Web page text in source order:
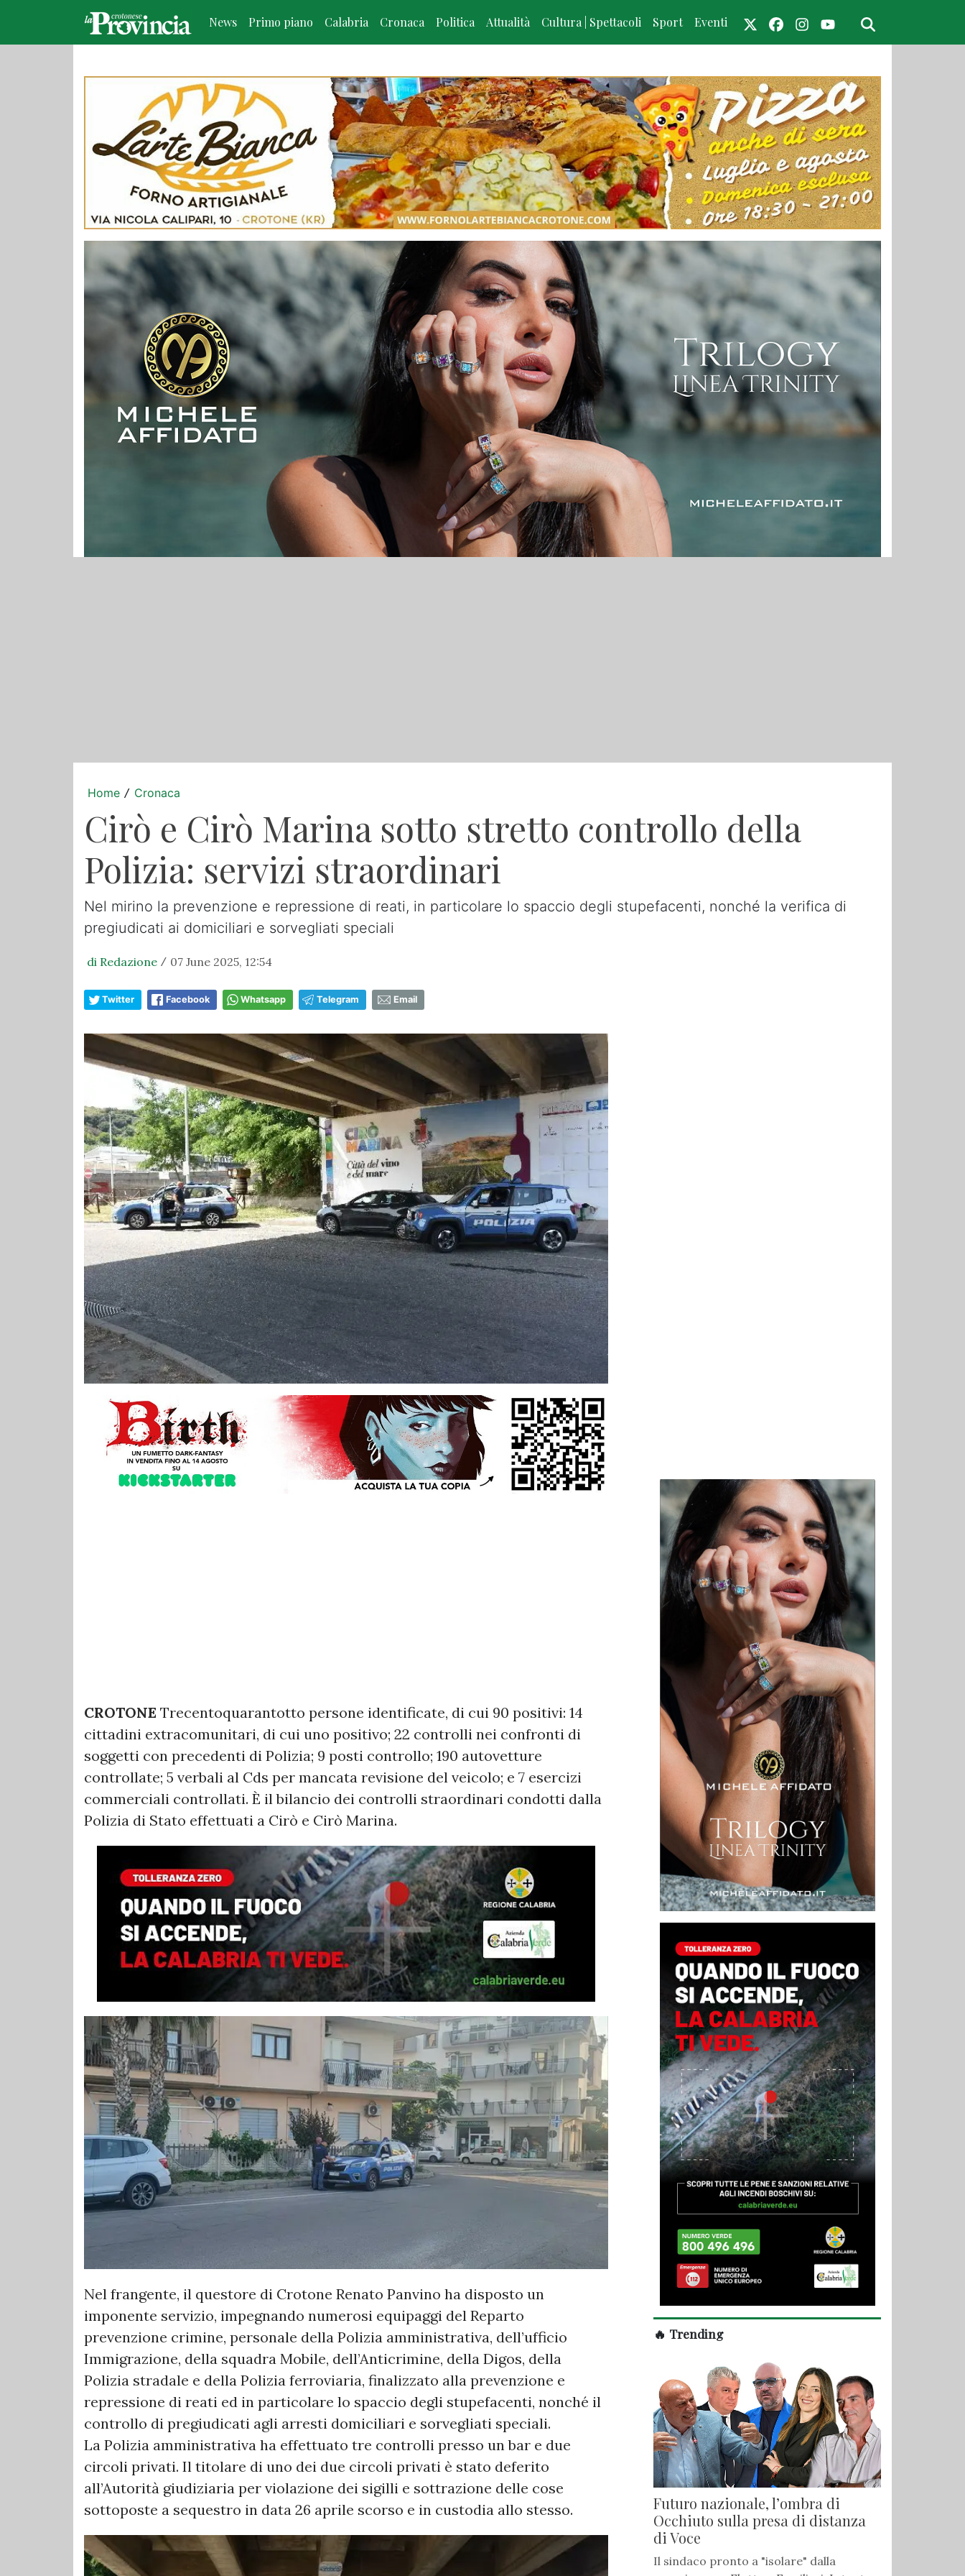
News Primo piano Calabria Cronaca Politica Attualità Cultura | Spettacoli Sport Eventi
Home / Cronaca
Cirò e Cirò Marina sotto stretto controllo della
Polizia: servizi straordinari
Nel mirino la prevenzione e repressione di reati, in particolare lo spaccio degli stupefacenti, nonché la verifica di
pregiudicati ai domiciliari e sorvegliati speciali
di Redazione / 07 June 2025, 12:54
Twitter Facebook Whatsapp Telegram Email
CROTONE Trecentoquarantotto persone identificate, di cui 90 positivi: 14
cittadini extracomunitari, di cui uno positivo; 22 controlli nei confronti di
soggetti con precedenti di Polizia; 9 posti controllo; 190 autovetture
controllate; 5 verbali al Cds per mancata revisione del veicolo; e 7 esercizi
commerciali controllati. È il bilancio dei controlli straordinari condotti dalla
Polizia di Stato effettuati a Cirò e Cirò Marina.
Nel frangente, il questore di Crotone Renato Panvino ha disposto un
imponente servizio, impegnando numerosi equipaggi del Reparto
prevenzione crimine, personale della Polizia amministrativa, dell’ufficio
Immigrazione, della squadra Mobile, dell’Anticrimine, della Digos, della
Polizia stradale e della Polizia ferroviaria, finalizzato alla prevenzione e
repressione di reati ed in particolare lo spaccio degli stupefacenti, nonché il
controllo di pregiudicati agli arresti domiciliari e sorvegliati speciali.
La Polizia amministrativa ha effettuato tre controlli presso un bar e due
circoli privati. Il titolare di uno dei due circoli privati è stato deferito
all’Autorità giudiziaria per violazione dei sigilli e sottrazione delle cose
sottoposte a sequestro in data 26 aprile scorso e in custodia allo stesso.
🔥 Trending
Futuro nazionale, l’ombra di
Occhiuto sulla presa di distanza
di Voce
Il sindaco pronto a "isolare" dalla